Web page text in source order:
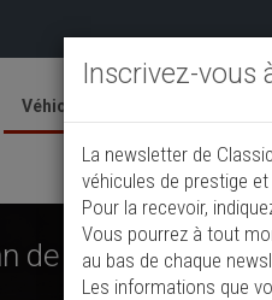
Véhicules
Ajouter une
de collection à
Inscrivez-
La newsletter de
véhicules de prestige
Pour la recevoir,
Vous pourrez à tout
au bas de chaque
Les informations que